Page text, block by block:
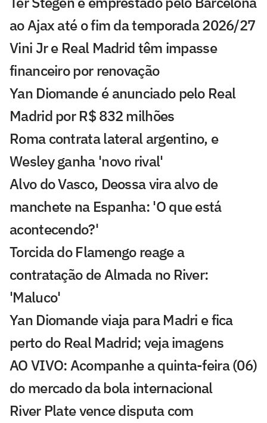
ao Ajax até o fim da temporada 2026/27
Vini Jr e Real Madrid têm impasse
financeiro por renovação
Yan Diomande é anunciado pelo Real
Madrid por R$ 832 milhões
Roma contrata lateral argentino, e
Wesley ganha 'novo rival'
Alvo do Vasco, Deossa vira alvo de
manchete na Espanha: 'O que está
acontecendo?'
Torcida do Flamengo reage a
contratação de Almada no River:
'Maluco'
Yan Diomande viaja para Madri e fica
perto do Real Madrid; veja imagens
AO VIVO: Acompanhe a quinta-feira (06)
do mercado da bola internacional
River Plate vence disputa com